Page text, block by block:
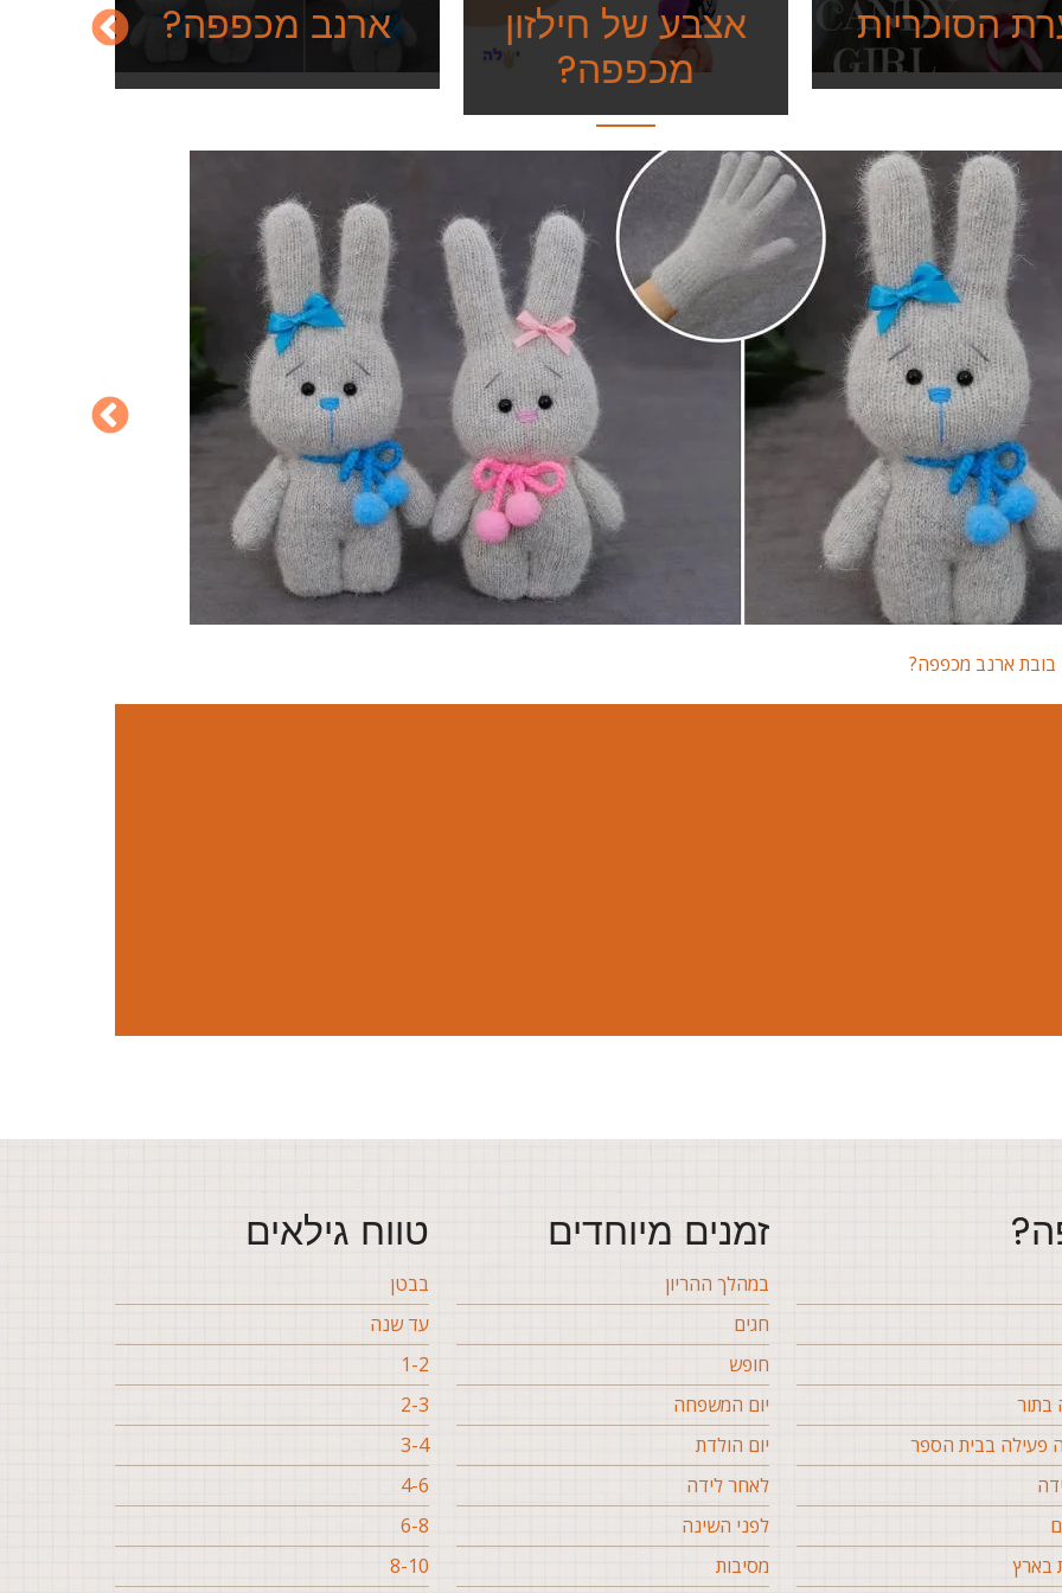
ארנב מכפפה?
אצבע של חילזון
מכפפה?
הסוכריות
בובת ארנב מכפפה?
טווח גילאים
בבטן
עד שנה
1-2
2-3
3-4
4-6
6-8
8-10
זמנים מיוחדים
במהלך ההריון
חגים
חופש
יום המשפחה
יום הולדת
לאחר לידה
לפני השינה
מסיבות
בתור
פעילה בבית הספר
בארץ